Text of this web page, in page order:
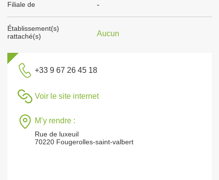
Filiale de -
Établissement(s)
rattaché(s)
Aucun
+33 9 67 26 45 18
Voir le site internet
M’y rendre :
Rue de luxeuil
70220 Fougerolles-saint-valbert